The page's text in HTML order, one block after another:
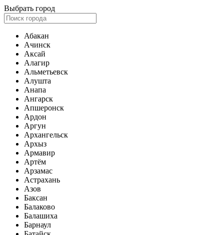
Выбрать город
Абакан
Ачинск
Аксай
Алагир
Альметьевск
Алушта
Анапа
Ангарск
Апшеронск
Ардон
Аргун
Архангельск
Архыз
Армавир
Артём
Арзамас
Астрахань
Азов
Баксан
Балаково
Балашиха
Барнаул